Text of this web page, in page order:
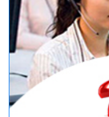
Bộ điều